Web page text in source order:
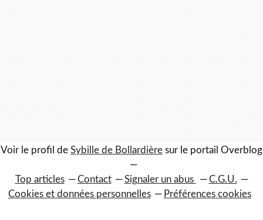
Voir le profil de Sybille de Bollardière sur le portail Overblog
Top articles Contact Signaler un abus
C.G.U.
Cookies et données personnelles
Préférences cookies